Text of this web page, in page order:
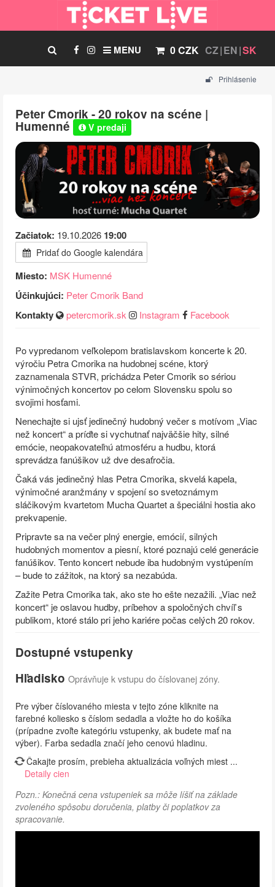
CZ EN SK
0 CZK
MENU
Prihlásenie
Peter Cmorik - 20 rokov na scéne |
Humenné V predaji
Začiatok: 19.10.2026 19:00
Pridať do Google kalendára
Miesto: MSK Humenné
Účinkujúci: Peter Cmorik Band
Kontakty petercmorik.sk Instagram Facebook
Po vypredanom veľkolepom bratislavskom koncerte k 20.
výročiu Petra Cmorika na hudobnej scéne, ktorý
zaznamenala STVR, prichádza Peter Cmorik so sériou
výnimočných koncertov po celom Slovensku spolu so
svojimi hosťami.
Nenechajte si ujsť jedinečný hudobný večer s motívom „Viac
než koncert“ a príďte si vychutnať najväčšie hity, silné
emócie, neopakovateľnú atmosféru a hudbu, ktorá
sprevádza fanúšikov už dve desaťročia.
Čaká vás jedinečný hlas Petra Cmorika, skvelá kapela,
výnimočné aranžmány v spojení so svetoznámym
sláčikovým kvartetom Mucha Quartet a špeciálni hostia ako
prekvapenie.
Pripravte sa na večer plný energie, emócií, silných
hudobných momentov a piesní, ktoré poznajú celé generácie
fanúšikov. Tento koncert nebude iba hudobným vystúpením
– bude to zážitok, na ktorý sa nezabúda.
Zažite Petra Cmorika tak, ako ste ho ešte nezažili. „Viac než
koncert“ je oslavou hudby, príbehov a spoločných chvíľ s
publikom, ktoré stálo pri jeho kariére počas celých 20 rokov.
Dostupné vstupenky
Hľadisko Oprávňuje k vstupu do číslovanej zóny.
Pre výber číslovaného miesta v tejto zóne kliknite na
farebné koliesko s číslom sedadla a vložte ho do košíka
(prípadne zvoľte kategóriu vstupenky, ak budete mať na
výber). Farba sedadla značí jeho cenovú hladinu.
Čakajte prosím, prebieha aktualizácia voľných miest ...
Detaily cien
Pozn.: Konečná cena vstupeniek sa môže líšiť na základe
zvoleného spôsobu doručenia, platby či poplatkov za
spracovanie.